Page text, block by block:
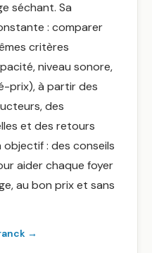
séchant. Sa
: comparer
critères
niveau sonore,
prix), à partir des
des
et des retours
: des conseils
aider chaque foyer
au bon prix et sans
→